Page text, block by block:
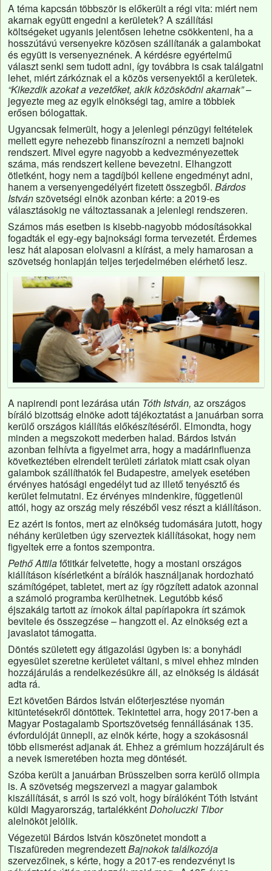
A téma kapcsán többször is előkerült a régi vita: miért nem
akarnak együtt engedni a kerületek? A szállítási
költségeket ugyanis jelentősen lehetne csökkenteni, ha a
hosszútávú versenyekre közösen szállítanák a galambokat
és együtt is versenyeznének. A kérdésre egyértelmű
választ senki sem tudott adni, így továbbra is csak találgatni
lehet, miért zárkóznak el a közös versenyektől a kerületek.
“Kikezdik azokat a vezetőket, akik közösködni akarnak”–
jegyezte meg az egyik elnökségi tag, amire a többiek
erősen bólogattak.
Ugyancsak felmerült, hogy a jelenlegi pénzügyi feltételek
mellett egyre nehezebb finanszírozni a nemzeti bajnoki
rendszert. Mivel egyre nagyobb a kedvezményezettek
száma, más rendszert kellene bevezetni. Elhangzott
ötletként, hogy nem a tagdíjból kellene engedményt adni,
hanem a versenyengedélyért fizetett összegből. Bárdos
Istvánszövetségi elnök azonban kérte: a 2019-es
választásokig ne változtassanak a jelenlegi rendszeren.
Számos más esetben is kisebb-nagyobb módosításokkal
fogadták el egy-egy bajnoksági forma tervezetét. Érdemes
lesz hát alaposan elolvasni a kiírást, a mely hamarosan a
szövetség honlapján teljes terjedelmében elérhető lesz.
A napirendi pont lezárása után Tóth István, az országos
bíráló bizottság elnöke adott tájékoztatást a januárban sorra
kerülő országos kiállítás előkészítéséről. Elmondta, hogy
minden a megszokott mederben halad. Bárdos István
azonban felhívta a figyelmet arra, hogy a madárinfluenza
következtében elrendelt területi zárlatok miatt csak olyan
galambok szállíthatók fel Budapestre, amelyek esetében
érvényes hatósági engedélyt tud az illető tenyésztő és
kerület felmutatni. Ez érvényes mindenkire, függetlenül
attól, hogy az ország mely részéből vesz részt a kiállításon.
Ez azért is fontos, mert az elnökség tudomására jutott, hogy
néhány kerületben úgy szerveztek kiállításokat, hogy nem
figyeltek erre a fontos szempontra.
Pethő Attilafőtitkár felvetette, hogy a mostani országos
kiállításon kísérletként a bírálók használjanak hordozható
számítógépet, tabletet, mert az így rögzített adatok azonnal
a számoló programba kerülhetnek. Legutóbb késő
éjszakáig tartott az írnokok által papírlapokra írt számok
bevitele és összegzése – hangzott el. Az elnökség ezt a
javaslatot támogatta.
Döntés született egy átigazolási ügyben is: a bonyhádi
egyesület szeretne kerületet váltani, s mivel ehhez minden
hozzájárulás a rendelkezésükre áll, az elnökség is áldását
adta rá.
Ezt követően Bárdos István előterjesztése nyomán
kitüntetésekről döntöttek. Tekintettel arra, hogy 2017-ben a
Magyar Postagalamb Sportszövetség fennállásának 135.
évfordulóját ünnepli, az elnök kérte, hogy a szokásosnál
több elismerést adjanak át. Ehhez a grémium hozzájárult és
a nevek ismeretében hozta meg döntését.
Szóba került a januárban Brüsszelben sorra kerülő olimpia
is. A szövetség megszervezi a magyar galambok
kiszállítását, s arról is szó volt, hogy bírálóként Tóth Istvánt
küldi Magyarország, tartalékkéntDoholuczki Tibor
alelnököt jelölik.
Végezetül Bárdos István köszönetet mondott a
Tiszafüreden megrendezettBajnokok találkozója
szervezőinek, s kérte, hogy a 2017-es rendezvényt is